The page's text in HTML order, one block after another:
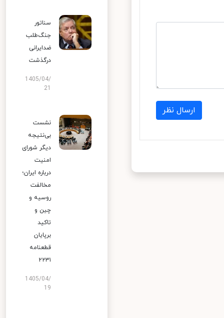
ارسال نظر
سناتور
جنگ‌طلب
ضدایرانی
درگذشت
1405/04/
نشست
بی‌نتیجه
دیگر شورای
امنیت
درباره ایران؛
مخالفت
روسیه و
چین و
تاکید
برپایان
قطعنامه
۲۲۳۱
1405/04/
19